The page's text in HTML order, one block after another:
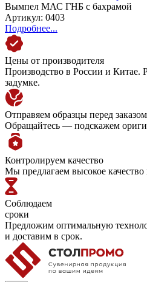
Вымпел МАС ГНБ с бахрамой
Артикул: 0403
Подробнее...
Цены от производителя
Производство в России и Китае.
задумке.
Отправяем образцы перед заказом
Обращайтесь — подскажем
Контролируем качество
Мы предлагаем высокое
Соблюдаем
сроки
Предложим оптимальную
и доставим в срок.